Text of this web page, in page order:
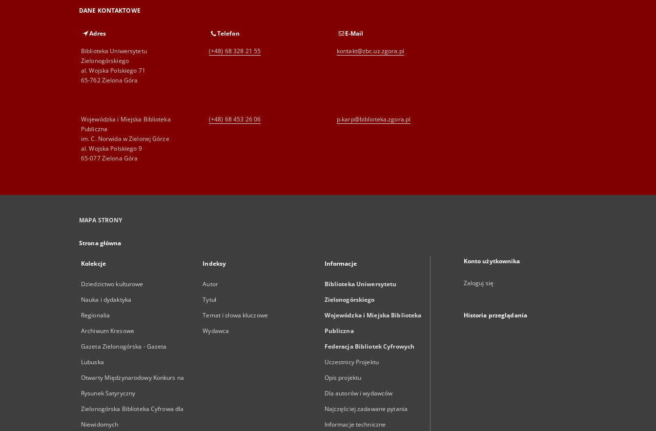
DANE KONTAKTOWE
Adres
Biblioteka Uniwersytetu
Zielonogórskiego
al. Wojska Polskiego 71
65-762 Zielona Góra
Telefon
(+48) 68 328 21 55
E-Mail
kontakt@zbc.uz.zgora.pl
Wojewódzka i Miejska Biblioteka
Publiczna
im. C. Norwida w Zielonej Górze
al. Wojska Polskiego 9
65-077 Zielona Góra
(+48) 68 453 26 06 p.karp@biblioteka.zgora.pl
MAPA STRONY
Strona główna
Kolekcje
Dziedzictwo kulturowe
Nauka i dydaktyka
Regionalia
Archiwum Kresowe
Gazeta Zielonogórska - Gazeta
Lubuska
Otwarty Międzynarodowy Konkurs na
Rysunek Satyryczny
Zielonogórska Biblioteka Cyfrowa dla
Niewidomych
Indeksy
Autor
Tytuł
Temat i słowa kluczowe
Wydawca
Informacje
Biblioteka Uniwersytetu
Zielonogórskiego
Wojewódzka i Miejska Biblioteka
Publiczna
Federacja Bibliotek Cyfrowych
Uczestnicy Projektu
Opis projektu
Dla autorów i wydawców
Najczęściej zadawane pytania
Informacje techniczne
Konto użytkownika
Zaloguj się
Historia przeglądania